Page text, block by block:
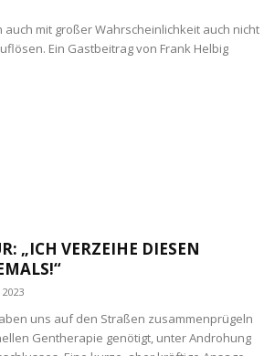
auch mit großer Wahrscheinlichkeit auch nicht
Ein Gastbeitrag von Frank Helbig
„ICH VERZEIHE DIESEN
uns auf den Straßen zusammenprügeln
Gentherapie genötigt, unter Androhung